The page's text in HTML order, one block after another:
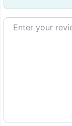
Texto de la reseña